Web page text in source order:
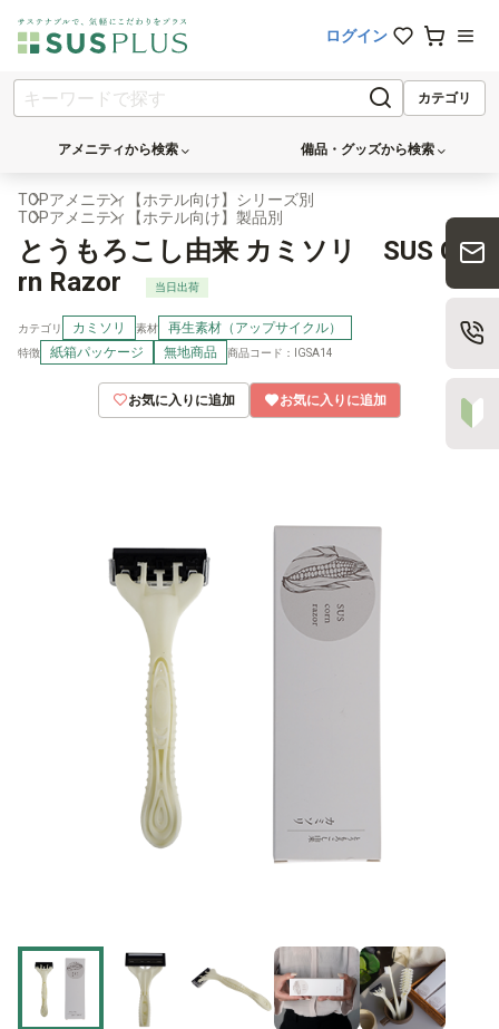
ログイン
カテゴリ
アメニティから検索 備品・グッズから検索
TOPアメニティ
【ホテル向け】シリーズ別
TOPアメニティ 【ホテル向け】製品別
とうもろこし由来 カミソリ SUS Co
rn Razor
当日出荷
カテゴリ カミソリ 素材 再生素材（アップサイクル）
特徴 紙箱パッケージ 無地商品 商品コード：IGSA14
お気に入りに追加 お気に入りに追加